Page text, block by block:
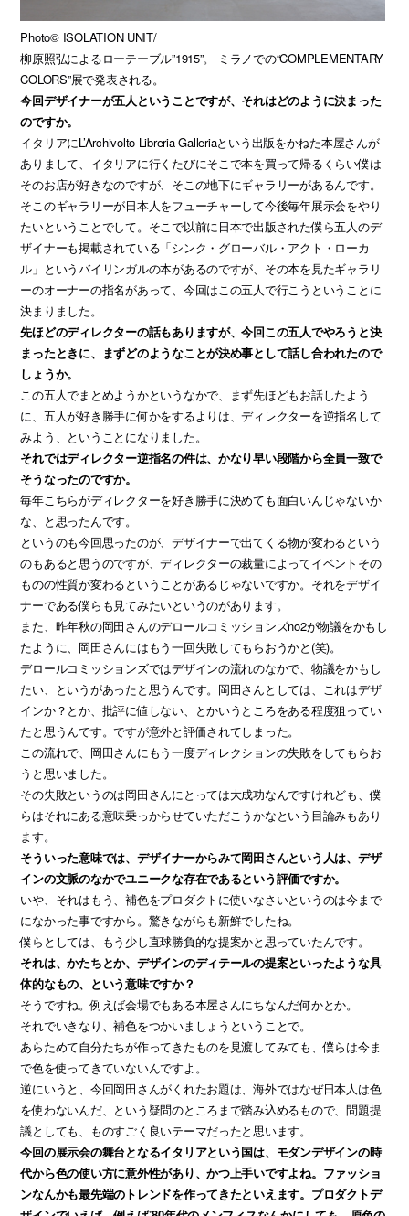
Photo© ISOLATION UNIT/
柳原照弘によるローテーブル”1915”。 ミラノでの“COMPLEMENTARY
COLORS”展で発表される。
今回デザイナーが五人ということですが、それはどのように決まった
のですか。
イタリアにL’Archivolto Libreria Galleriaという出版をかねた本屋さんが
ありまして、イタリアに行くたびにそこで本を買って帰るくらい僕は
そのお店が好きなのですが、そこの地下にギャラリーがあるんです。
そこのギャラリーが日本人をフューチャーして今後毎年展示会をやり
たいということでして。そこで以前に日本で出版された僕ら五人のデ
ザイナーも掲載されている「シンク・グローバル・アクト・ローカ
ル」というバイリンガルの本があるのですが、その本を見たギャラリ
ーのオーナーの指名があって、今回はこの五人で行こうということに
決まりました。
先ほどのディレクターの話もありますが、今回この五人でやろうと決
まったときに、まずどのようなことが決め事として話し合われたので
しょうか。
この五人でまとめようかというなかで、まず先ほどもお話したよう
に、五人が好き勝手に何かをするよりは、ディレクターを逆指名して
みよう、ということになりました。
それではディレクター逆指名の件は、かなり早い段階から全員一致で
そうなったのですか。
毎年こちらがディレクターを好き勝手に決めても面白いんじゃないか
な、と思ったんです。
というのも今回思ったのが、デザイナーで出てくる物が変わるという
のもあると思うのですが、ディレクターの裁量によってイベントその
ものの性質が変わるということがあるじゃないですか。それをデザイ
ナーである僕らも見てみたいというのがあります。
また、昨年秋の岡田さんのデロールコミッションズno2が物議をかもし
たように、岡田さんにはもう一回失敗してもらおうかと(笑)。
デロールコミッションズではデザインの流れのなかで、物議をかもし
たい、というがあったと思うんです。岡田さんとしては、これはデザ
インか？とか、批評に値しない、とかいうところをある程度狙ってい
たと思うんです。ですが意外と評価されてしまった。
この流れで、岡田さんにもう一度ディレクションの失敗をしてもらお
うと思いました。
その失敗というのは岡田さんにとっては大成功なんですけれども、僕
らはそれにある意味乗っからせていただこうかなという目論みもあり
ます。
そういった意味では、デザイナーからみて岡田さんという人は、デザ
インの文脈のなかでユニークな存在であるという評価ですか。
いや、それはもう、補色をプロダクトに使いなさいというのは今まで
になかった事ですから。驚きながらも新鮮でしたね。
僕らとしては、もう少し直球勝負的な提案かと思っていたんです。
それは、かたちとか、デザインのディテールの提案といったような具
体的なもの、という意味ですか？
そうですね。例えば会場でもある本屋さんにちなんだ何かとか。
それでいきなり、補色をつかいましょうということで。
あらためて自分たちが作ってきたものを見渡してみても、僕らは今ま
で色を使ってきていないんですよ。
逆にいうと、今回岡田さんがくれたお題は、海外ではなぜ日本人は色
を使わないんだ、という疑問のところまで踏み込めるもので、問題提
議としても、ものすごく良いテーマだったと思います。
今回の展示会の舞台となるイタリアという国は、モダンデザインの時
代から色の使い方に意外性があり、かつ上手いですよね。ファッショ
ンなんかも最先端のトレンドを作ってきたといえます。プロダクトデ